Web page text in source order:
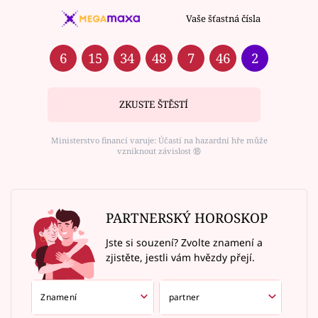
Vaše šťastná čísla
6 15 34 48 7 46 2
ZKUSTE ŠTĚSTÍ
Ministerstvo financí varuje: Účastí na hazardní hře může
vzniknout závislost ⑱
PARTNERSKÝ HOROSKOP
Jste si souzení? Zvolte znamení a
zjistěte, jestli vám hvězdy přejí.